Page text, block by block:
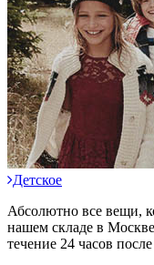
Детское
Абсолютно все вещи,
нашем складе в
течение 24 часов